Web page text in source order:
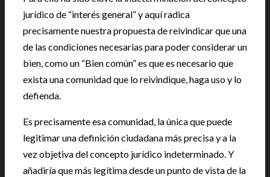
jurídico de “interés general” y aquí radica
precisamente nuestra propuesta de reivindicar que una
de las condiciones necesarias para poder considerar un
bien, como un “Bien común” es que es necesario que
exista una comunidad que lo reivindique, haga uso y lo
defienda.
Es precisamente esa comunidad, la única que puede
legitimar una definición ciudadana más precisa y a la
vez objetiva del concepto jurídico indeterminado. Y
añadiría que más legítima desde un punto de vista de la